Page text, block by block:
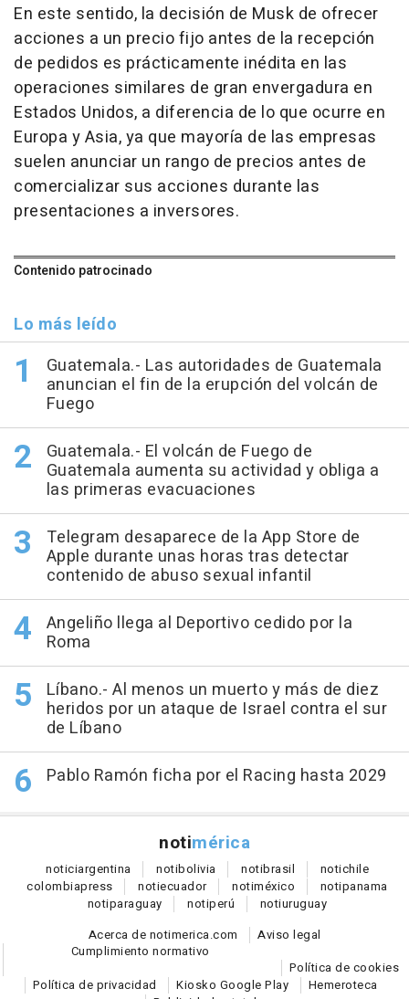
En este sentido, la decisión de Musk de ofrecer
acciones a un precio fijo antes de la recepción
de pedidos es prácticamente inédita en las
operaciones similares de gran envergadura en
Estados Unidos, a diferencia de lo que ocurre en
Europa y Asia, ya que mayoría de las empresas
suelen anunciar un rango de precios antes de
comercializar sus acciones durante las
presentaciones a inversores.
Contenido patrocinado
Lo más leído
Guatemala.- Las autoridades de Guatemala
anuncian el fin de la erupción del volcán de
Fuego
Guatemala.- El volcán de Fuego de
Guatemala aumenta su actividad y obliga a
las primeras evacuaciones
Telegram desaparece de la App Store de
Apple durante unas horas tras detectar
contenido de abuso sexual infantil
Angeliño llega al Deportivo cedido por la
Roma
Líbano.- Al menos un muerto y más de diez
heridos por un ataque de Israel contra el sur
de Líbano
Pablo Ramón ficha por el Racing hasta 2029
notimérica
noticiargentina notibolivia notibrasil notichile
colombiapress notiecuador notiméxico notipanama
notiparaguay notiperú notiuruguay
Acerca de notimerica.com
Aviso legal
Cumplimiento normativo
Política de cookies
Política de privacidad
Kiosko Google Play
Hemeroteca